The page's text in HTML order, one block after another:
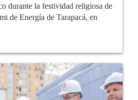
durante la festividad religiosa de
de Energía de Tarapacá, en